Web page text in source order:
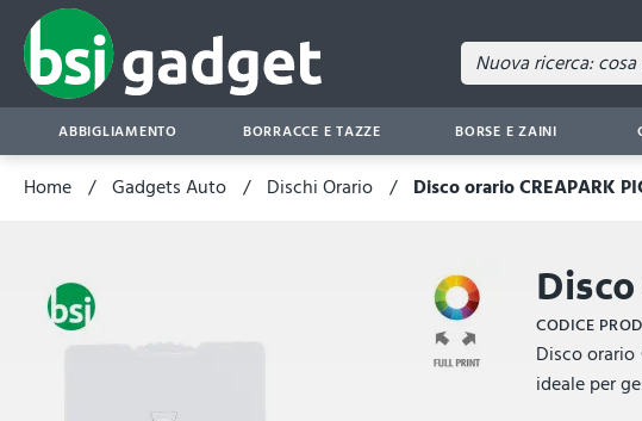
ABBIGLIAMENTO BORRACCE E TAZZE BORSE E ZAINI
Home Gadgets Auto Dischi Orario Disco orario CREAPARK
CODICE
Disco
ideale per